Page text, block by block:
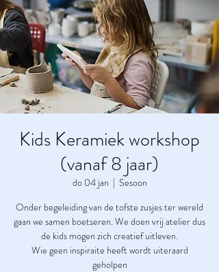
Kids Keramiek workshop
(vanaf 8 jaar)
do 04 jan
  |
Sesoon
Onder begeleiding van de tofste zusjes ter wereld
gaan we samen boetseren. We doen vrij atelier dus
de kids mogen zich creatief uitleven.
Wie geen inspiraite heeft wordt uiteraard
geholpen